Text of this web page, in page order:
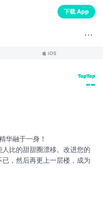
下载 App
iOS
--
华融于一身！
比的甜甜圈漂移。改进您的
，然后再更上一层楼，成为
真的烧胎模拟游戏！